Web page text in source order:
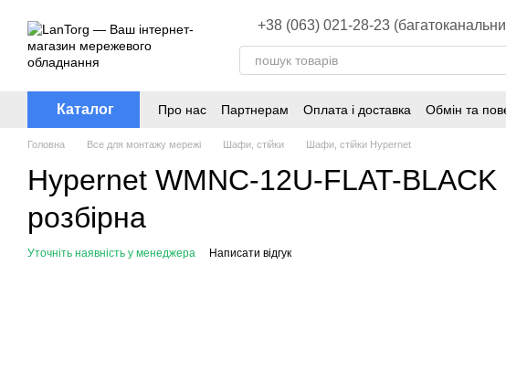
+38 (063) 021-28-23
Каталог Про нас Партнерам Оплата і доставка Обмін та
Головна Все для монтажу мережі Шафи, стійки Шафи, стійки Hypernet
Hypernet WMNC-12U-FLAT-
розбірна
Уточніть наявність у менеджера Написати відгук